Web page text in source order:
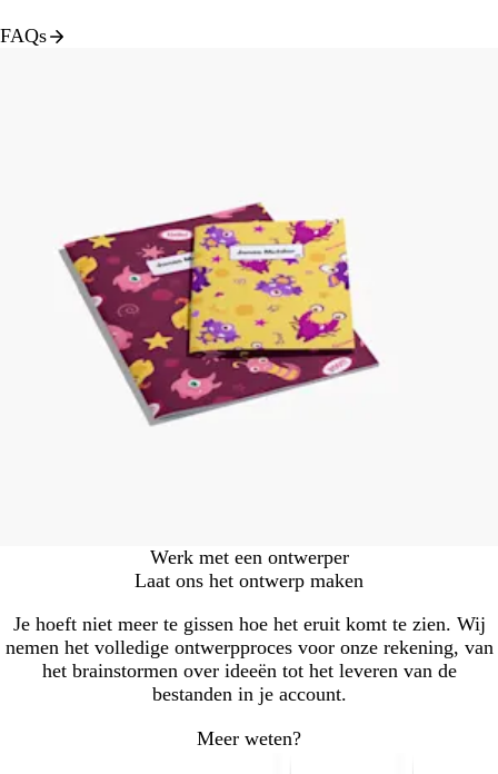
FAQs
Werk met een ontwerper
Laat ons het ontwerp maken
Je hoeft niet meer te gissen hoe het eruit komt te zien. Wij
nemen het volledige ontwerpproces voor onze rekening, van
het brainstormen over ideeën tot het leveren van de
bestanden in je account.
Meer weten?